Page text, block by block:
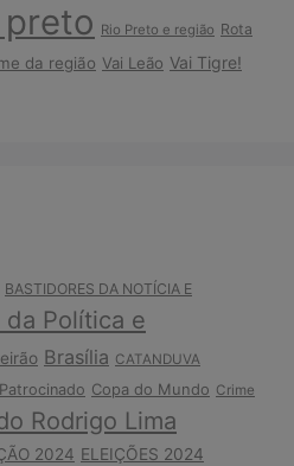
Rio Preto e região Rota
da região Vai Leão Vai Tigre!
BASTIDORES DA NOTÍCIA E
Política e
Brasília CATANDUVA
Copa do Mundo Crime
Rodrigo Lima
2024 ELEIÇÕES 2024